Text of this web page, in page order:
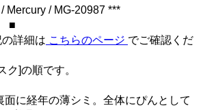
Mercury / MG-20987 ***
■
詳細は こちらのページ でご確認くだ
ク]の順です。
面に経年の薄シミ。全体にぴんとして